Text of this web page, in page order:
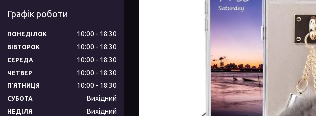
Графік роботи
ПОНЕДІЛОК 10:00 18:30
ВІВТОРОК 10:00 18:30
СЕРЕДА 10:00 18:30
ЧЕТВЕР 10:00 18:30
ПʼЯТНИЦЯ 10:00 18:30
СУБОТА Вихідний
НЕДІЛЯ Вихідний